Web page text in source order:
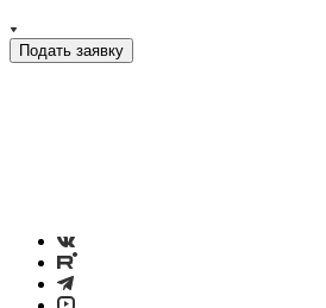
Подать заявку